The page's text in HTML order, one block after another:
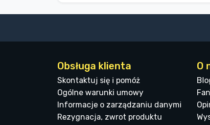
Obsługa klienta
Skontaktuj się i pomóż
Ogólne warunki umowy
Informacje o zarządzaniu danymi
Rezygnacja, zwrot produktu
O